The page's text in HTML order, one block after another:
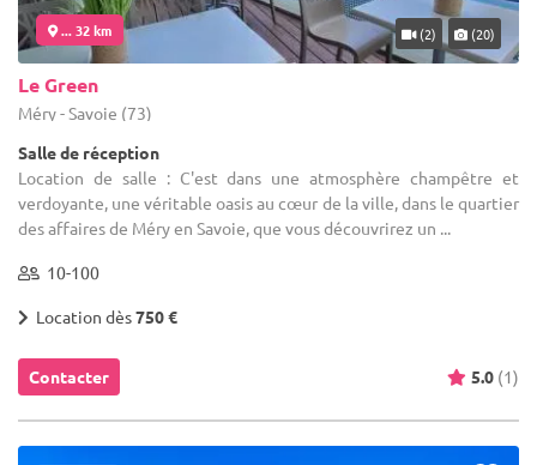
... 32 km (2) (20)
Le Green
Méry - Savoie (73)
Salle de réception
Location de salle : C'est dans une atmosphère champêtre et
verdoyante, une véritable oasis au cœur de la ville, dans le quartier
des affaires de Méry en Savoie, que vous découvrirez un ...
10-100
Location dès750 €
Contacter 5.0 (1)